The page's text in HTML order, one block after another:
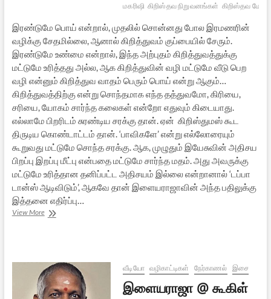
மகரிஷி கிறிஸ்தவ நிறுவனங்கள் கிறிஸ்தவ
இரண்டுமே பொய் என்றால், முதலில் சொன்னது போல இரமணரின்
வழிக்கு சேதமில்லை, ஆனால் கிறித்துவம் குப்பையில் சேரும்.
இரண்டுமே உண்மை என்றால், இந்த அற்புதம் கிறித்துவத்துக்கு
மட்டுமே உரித்தது அல்ல, ஆக கிறித்துவின் வழி மட்டுமே வீடு பெற
வழி என்னும் கிறித்துவ வாதம் பெரும் பொய் என்று ஆகும்…
கிறித்துவத்திற்கு என்று சொந்தமாக எந்த தத்துவமோ, கிரியை,
சரியை, யோகம் சார்ந்த கலைகள் என்றோ எதுவும் கிடையாது.
எல்லாமே பிறரிடம் சுரண்டிய சரக்கு தான். ஏன் கிறிஸ்துமஸ் கூட
திருடிய கொண்டாட்டம் தான். ‘பாவிகளே’ என்று எல்லோரையும்
கூறுவது மட்டுமே சொந்த சரக்கு. ஆக, முழுதும் இயேசுவின் அதிசய
பிறப்பு இறப்பு மீட்பு என்பதை மட்டுமே சார்ந்த மதம். அது அவருக்கு
மட்டுமே உரித்தான தனிப்பட்ட அதிசயம் இல்லை என்றானால் ‘டப்பா
டான்ஸ் ஆடிவிடும்’, ஆகவே தான் இளையராஜாவின் அந்த பதிலுக்கு
இத்தனை எதிர்ப்பு…
View Moreஇளையராஜாவின்
வீடியோ வழிகாட்டிகள் நேர்காணல் இசை
இளையராஜா @ கூகிள்